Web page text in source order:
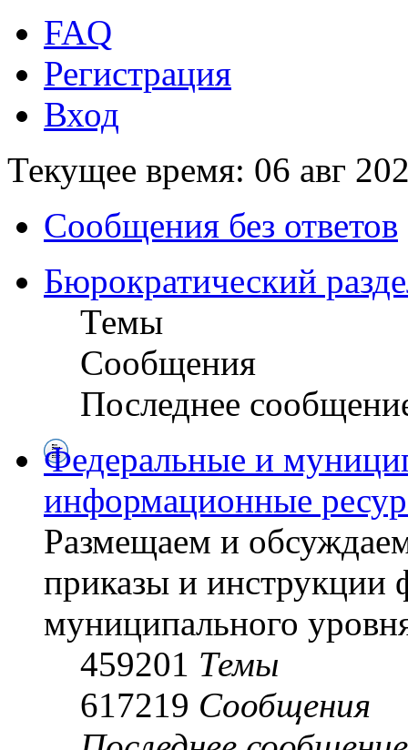
FAQ
Регистрация
Вход
Текущее время: 06 авг
Сообщения без ответов
Бюрократический
Темы
Сообщения
Последнее
Федеральные и
информационные
Размещаем и
приказы и инструкции
муниципального
459201 Темы
617219 Сообщения